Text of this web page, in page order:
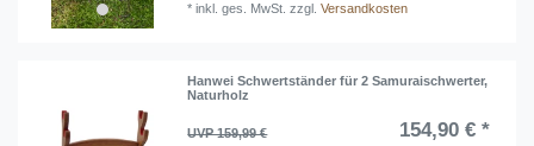
*inkl. ges. MwSt. zzgl.Versandkosten
Hanwei Schwertständer für 2 Samuraischwerter,
Naturholz
UVP 159,99 € 154,90 € *